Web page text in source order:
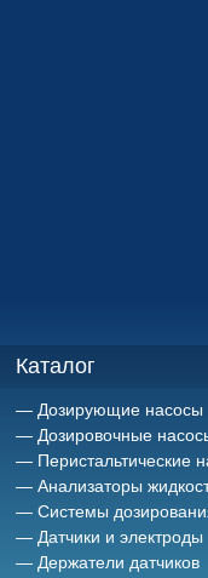
Каталог
Дозирующие насосы
Дозировочные
Перистальтические
Анализаторы
Системы
Датчики и электроды
Держатели датчиков